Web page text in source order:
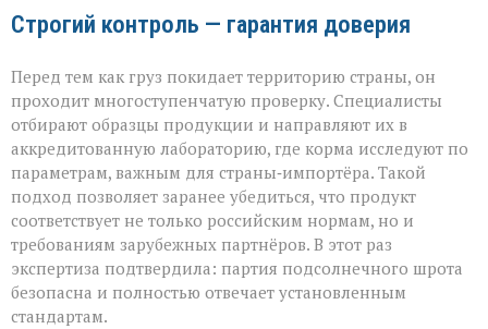
Строгий контроль — гарантия доверия
Перед тем как груз покидает территорию страны, он
проходит многоступенчатую проверку. Специалисты
отбирают образцы продукции и направляют их в
аккредитованную лабораторию, где корма исследуют по
параметрам, важным для страны‑импортёра. Такой
подход позволяет заранее убедиться, что продукт
соответствует не только российским нормам, но и
требованиям зарубежных партнёров. В этот раз
экспертиза подтвердила: партия подсолнечного шрота
безопасна и полностью отвечает установленным
стандартам.